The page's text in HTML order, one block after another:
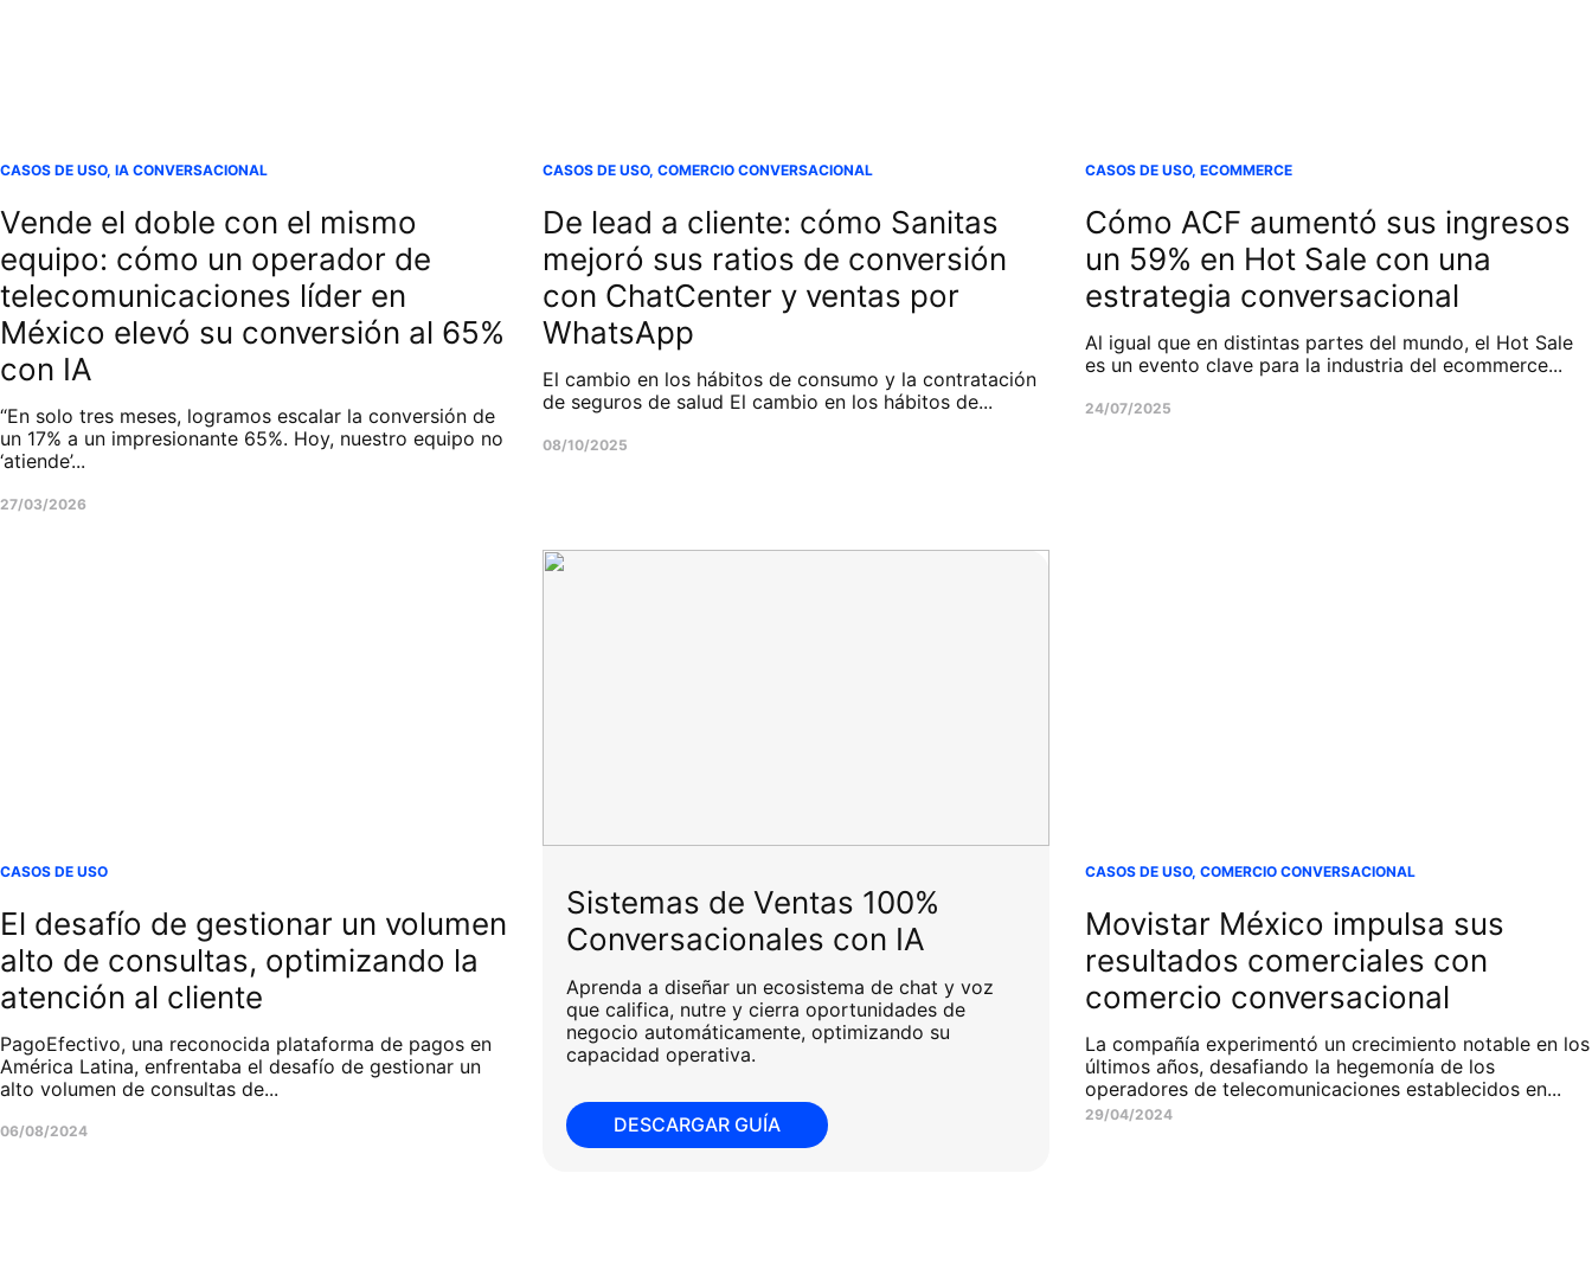
CASOS DE USO, IA CONVERSACIONAL
Vende el doble con el mismo
equipo: cómo un operador de
telecomunicaciones líder en
México elevó su conversión al 65%
con IA
“En solo tres meses, logramos escalar la conversión de
un 17% a un impresionante 65%. Hoy, nuestro equipo no
‘atiende’...
27/03/2026
CASOS DE USO, COMERCIO CONVERSACIONAL
De lead a cliente: cómo Sanitas
mejoró sus ratios de conversión
con ChatCenter y ventas por
WhatsApp
El cambio en los hábitos de consumo y la contratación
de seguros de salud El cambio en los hábitos de...
08/10/2025
CASOS DE USO, ECOMMERCE
Cómo ACF aumentó sus ingresos
un 59% en Hot Sale con una
estrategia conversacional
Al igual que en distintas partes del mundo, el Hot Sale
es un evento clave para la industria del ecommerce...
24/07/2025
CASOS DE USO
El desafío de gestionar un volumen
alto de consultas, optimizando la
atención al cliente
PagoEfectivo, una reconocida plataforma de pagos en
América Latina, enfrentaba el desafío de gestionar un
alto volumen de consultas de...
06/08/2024
Sistemas de Ventas 100%
Conversacionales con IA
Aprenda a diseñar un ecosistema de chat y voz
que califica, nutre y cierra oportunidades de
negocio automáticamente, optimizando su
capacidad operativa.
DESCARGAR GUÍA
CASOS DE USO, COMERCIO CONVERSACIONAL
Movistar México impulsa sus
resultados comerciales con
comercio conversacional
La compañía experimentó un crecimiento notable en los
últimos años, desafiando la hegemonía de los
operadores de telecomunicaciones establecidos en...
29/04/2024